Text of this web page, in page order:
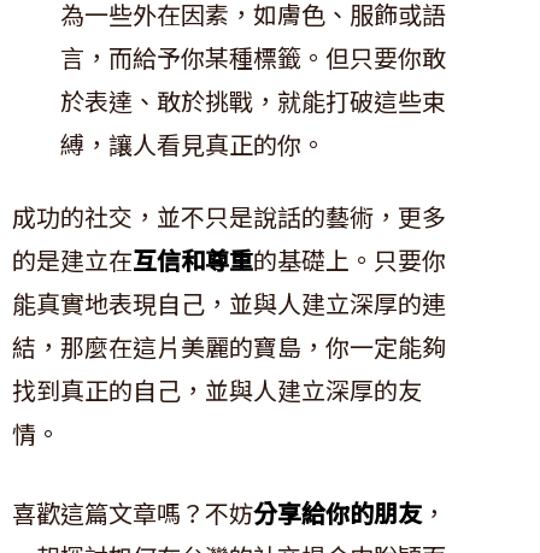
為一些外在因素，如膚色、服飾或語
言，而給予你某種標籤。但只要你敢
於表達、敢於挑戰，就能打破這些束
縛，讓人看見真正的你。
成功的社交，並不只是說話的藝術，更多
的是建立在互信和尊重的基礎上。只要你
能真實地表現自己，並與人建立深厚的連
結，那麼在這片美麗的寶島，你一定能夠
找到真正的自己，並與人建立深厚的友
情。
喜歡這篇文章嗎？不妨分享給你的朋友，